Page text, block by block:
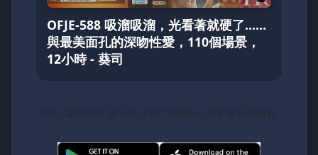
OFJE-588 吸溜吸溜，光看著就硬了……
與最美面孔的深吻性愛，110個場景，
12小時 - 葵司
아직 설치하지 않으셨나요? 아래에서 다운로드하세요